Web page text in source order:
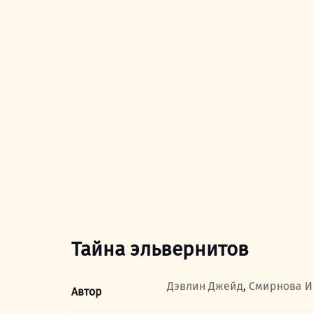
Тайна эльвернитов
Автор Дэвлин Джейд, Смирнова